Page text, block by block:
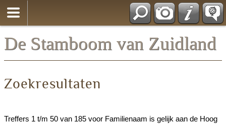
De Stamboom van Zuidland
Zoekresultaten
Treffers 1 t/m 50 van 185 voor Familienaam is gelijk aan de Hoog